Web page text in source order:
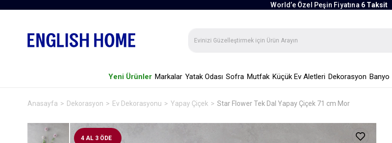
World’e Özel Peşin Fiyatına 6 Taksit
Yeni Ürünler Markalar Yatak Odası Sofra Mutfak Küçük Ev Aletleri Dekorasyon Banyo
Anasayfa Dekorasyon Ev Dekorasyonu Yapay Çiçek Star Flower Tek Dal Yapay Çiçek 71 cm Mor
4 AL 3 ÖDE